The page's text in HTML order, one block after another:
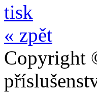
tisk
« zpět
Copyright